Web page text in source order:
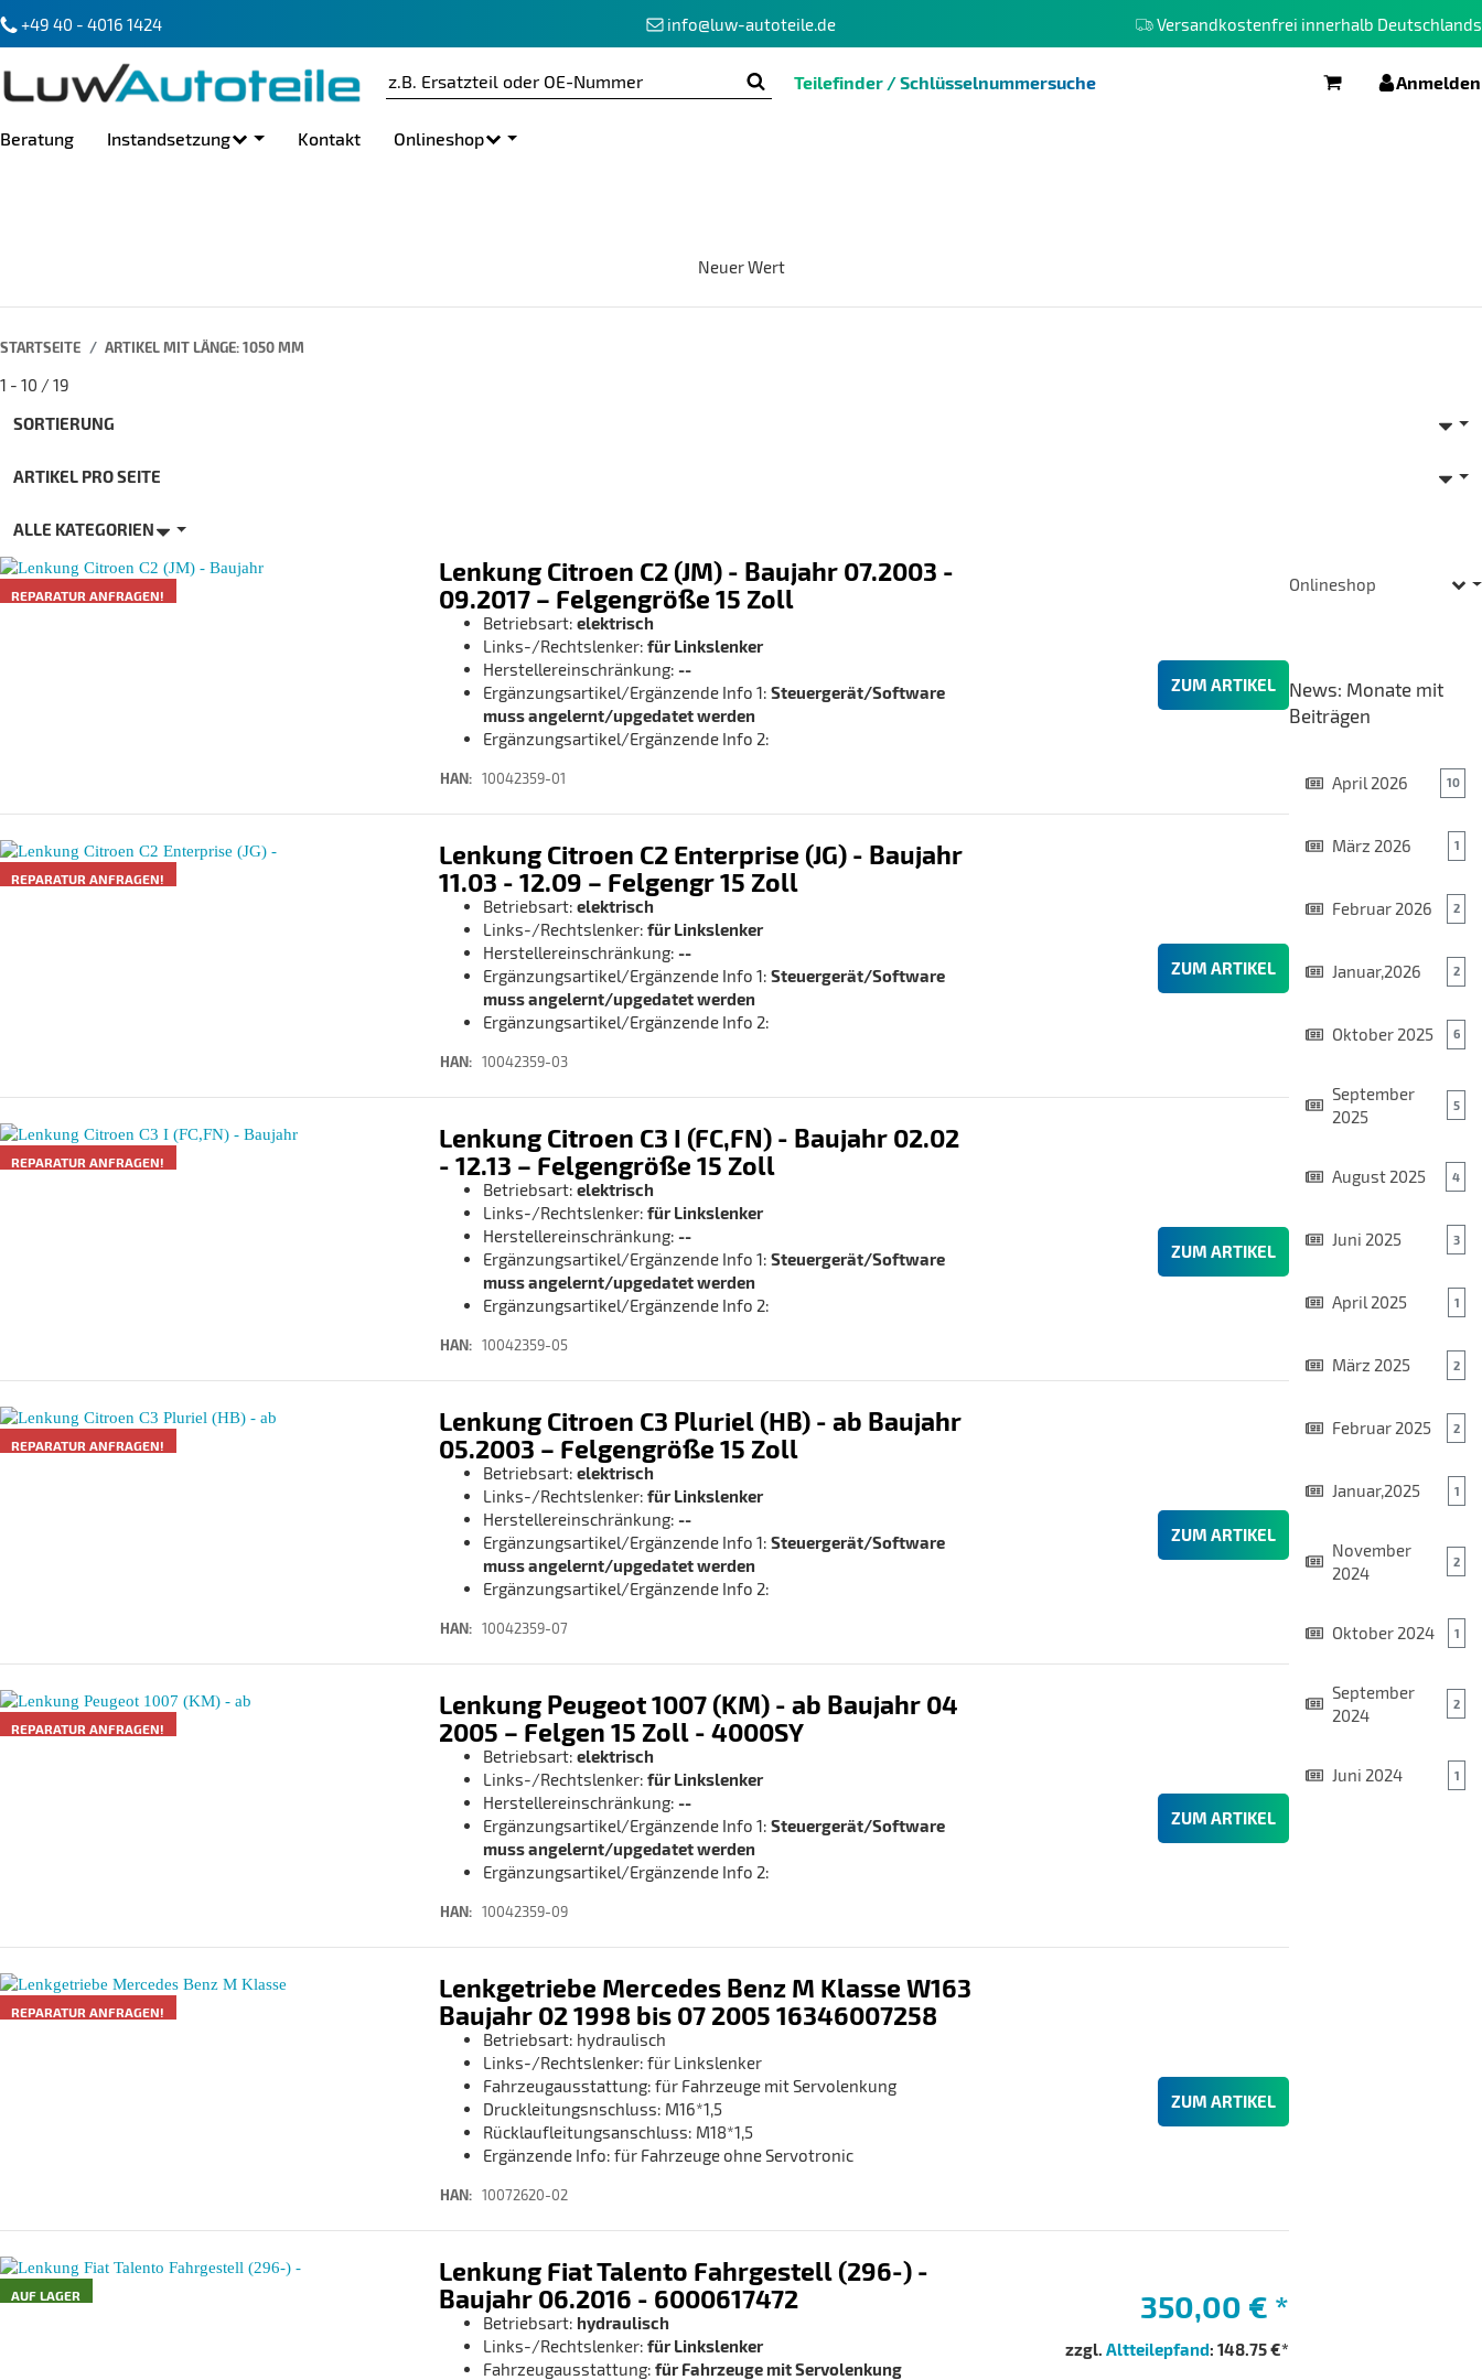
+49 40 - 4016 1424 info@luw-autoteile.de Versandkostenfrei innerhalb Deutschlands
Teilefinder / Schlüsselnummersuche WarenkorbAnmelden
Beratung Instandsetzung Kontakt Onlineshop
Neuer Wert
STARTSEITE ARTIKEL MIT LÄNGE: 1050 MM
1 - 10 / 19
SORTIERUNG
ARTIKEL PRO SEITE
ALLE KATEGORIEN
REPARATUR ANFRAGEN!
Lenkung Citroen C2 (JM) - Baujahr 07.2003 -
09.2017 – Felgengröße 15 Zoll
Betriebsart:elektrisch
Links-/Rechtslenker:für Linkslenker
Herstellereinschränkung:--
Ergänzungsartikel/Ergänzende Info 1:Steuergerät/Software
muss angelernt/upgedatet werden
Ergänzungsartikel/Ergänzende Info 2:
HAN: 10042359-01
ZUM ARTIKEL
REPARATUR ANFRAGEN!
Lenkung Citroen C2 Enterprise (JG) - Baujahr
11.03 - 12.09 – Felgengr 15 Zoll
Betriebsart:elektrisch
Links-/Rechtslenker:für Linkslenker
Herstellereinschränkung:--
Ergänzungsartikel/Ergänzende Info 1:Steuergerät/Software
muss angelernt/upgedatet werden
Ergänzungsartikel/Ergänzende Info 2:
HAN: 10042359-03
ZUM ARTIKEL
REPARATUR ANFRAGEN!
Lenkung Citroen C3 I (FC,FN) - Baujahr 02.02
- 12.13 – Felgengröße 15 Zoll
Betriebsart:elektrisch
Links-/Rechtslenker:für Linkslenker
Herstellereinschränkung:--
Ergänzungsartikel/Ergänzende Info 1:Steuergerät/Software
muss angelernt/upgedatet werden
Ergänzungsartikel/Ergänzende Info 2:
HAN: 10042359-05
ZUM ARTIKEL
REPARATUR ANFRAGEN!
Lenkung Citroen C3 Pluriel (HB) - ab Baujahr
05.2003 – Felgengröße 15 Zoll
Betriebsart:elektrisch
Links-/Rechtslenker:für Linkslenker
Herstellereinschränkung:--
Ergänzungsartikel/Ergänzende Info 1:Steuergerät/Software
muss angelernt/upgedatet werden
Ergänzungsartikel/Ergänzende Info 2:
HAN: 10042359-07
ZUM ARTIKEL
REPARATUR ANFRAGEN!
Lenkung Peugeot 1007 (KM) - ab Baujahr 04
2005 – Felgen 15 Zoll - 4000SY
Betriebsart:elektrisch
Links-/Rechtslenker:für Linkslenker
Herstellereinschränkung:--
Ergänzungsartikel/Ergänzende Info 1:Steuergerät/Software
muss angelernt/upgedatet werden
Ergänzungsartikel/Ergänzende Info 2:
HAN: 10042359-09
ZUM ARTIKEL
REPARATUR ANFRAGEN!
Lenkgetriebe Mercedes Benz M Klasse W163
Baujahr 02 1998 bis 07 2005 16346007258
Betriebsart: hydraulisch
Links-/Rechtslenker: für Linkslenker
Fahrzeugausstattung: für Fahrzeuge mit Servolenkung
Druckleitungsnschluss: M16*1,5
Rücklaufleitungsanschluss: M18*1,5
Ergänzende Info: für Fahrzeuge ohne Servotronic
HAN: 10072620-02
ZUM ARTIKEL
AUF LAGER
Lenkung Fiat Talento Fahrgestell (296-) -
Baujahr 06.2016 - 6000617472
Betriebsart: hydraulisch
Links-/Rechtslenker:für Linkslenker
Fahrzeugausstattung:für Fahrzeuge mit Servolenkung
350,00 € *
zzgl.Altteilepfand: 148.75 €*
Onlineshop
News: Monate mit
Beiträgen
April 2026 10
März 2026 1
Februar 2026 2
Januar,2026 2
Oktober 2025 6
September
2025
5
August 2025 4
Juni 2025 3
April 2025 1
März 2025 2
Februar 2025 2
Januar,2025 1
November
2024
2
Oktober 2024 1
September
2024
2
Juni 2024 1